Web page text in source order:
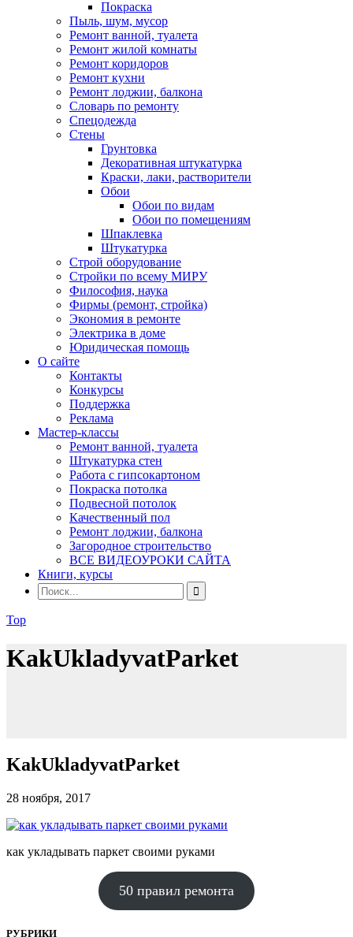
Покраска
Пыль, шум, мусор
Ремонт ванной, туалета
Ремонт жилой комнаты
Ремонт коридоров
Ремонт кухни
Ремонт лоджии, балкона
Словарь по ремонту
Спецодежда
Стены
Грунтовка
Декоративная штукатурка
Краски, лаки, растворители
Обои
Обои по видам
Обои по помещениям
Шпаклевка
Штукатурка
Строй оборудование
Стройки по всему МИРУ
Философия, наука
Фирмы (ремонт, стройка)
Экономия в ремонте
Электрика в доме
Юридическая помощь
О сайте
Контакты
Конкурсы
Поддержка
Реклама
Мастер-классы
Ремонт ванной, туалета
Штукатурка стен
Работа с гипсокартоном
Покраска потолка
Подвесной потолок
Качественный пол
Ремонт лоджии, балкона
Загородное строительство
ВСЕ ВИДЕОУРОКИ САЙТА
Книги, курсы
Top
KakUkladyvatParket
KakUkladyvatParket
28 ноября, 2017
как укладывать паркет своими руками
50 правил ремонта
РУБРИКИ